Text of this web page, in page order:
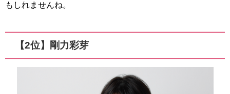
もしれませんね。
【2位】剛力彩芽